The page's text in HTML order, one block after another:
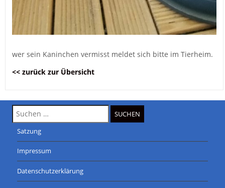
wer sein Kaninchen vermisst meldet sich bitte im Tierheim.
<< zurück zur Übersicht
Suche
nach:
Satzung
Impressum
Datenschutzerklärung